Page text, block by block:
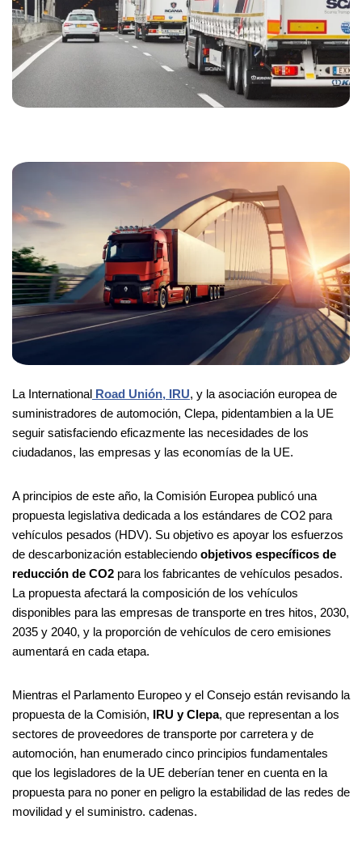
La International Road Unión, IRU, y la asociación europea de
suministradores de automoción, Clepa, pidentambien a la UE
seguir satisfaciendo eficazmente las necesidades de los
ciudadanos, las empresas y las economías de la UE.
A principios de este año, la Comisión Europea publicó una
propuesta legislativa dedicada a los estándares de CO2 para
vehículos pesados (HDV). Su objetivo es apoyar los esfuerzos
de descarbonización estableciendo objetivos específicos de
reducción de CO2 para los fabricantes de vehículos pesados.
La propuesta afectará la composición de los vehículos
disponibles para las empresas de transporte en tres hitos, 2030,
2035 y 2040, y la proporción de vehículos de cero emisiones
aumentará en cada etapa.
Mientras el Parlamento Europeo y el Consejo están revisando la
propuesta de la Comisión, IRU y Clepa, que representan a los
sectores de proveedores de transporte por carretera y de
automoción, han enumerado cinco principios fundamentales
que los legisladores de la UE deberían tener en cuenta en la
propuesta para no poner en peligro la estabilidad de las redes de
movilidad y el suministro. cadenas.